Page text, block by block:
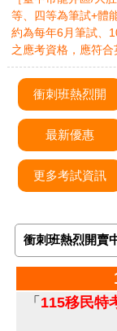
等、四等為筆試+體
約為每年6月筆試、
之應考資格，應符
衝刺班熱烈開
最新優惠
更多考試資訊
衝刺班熱烈開賣
「 115移民特